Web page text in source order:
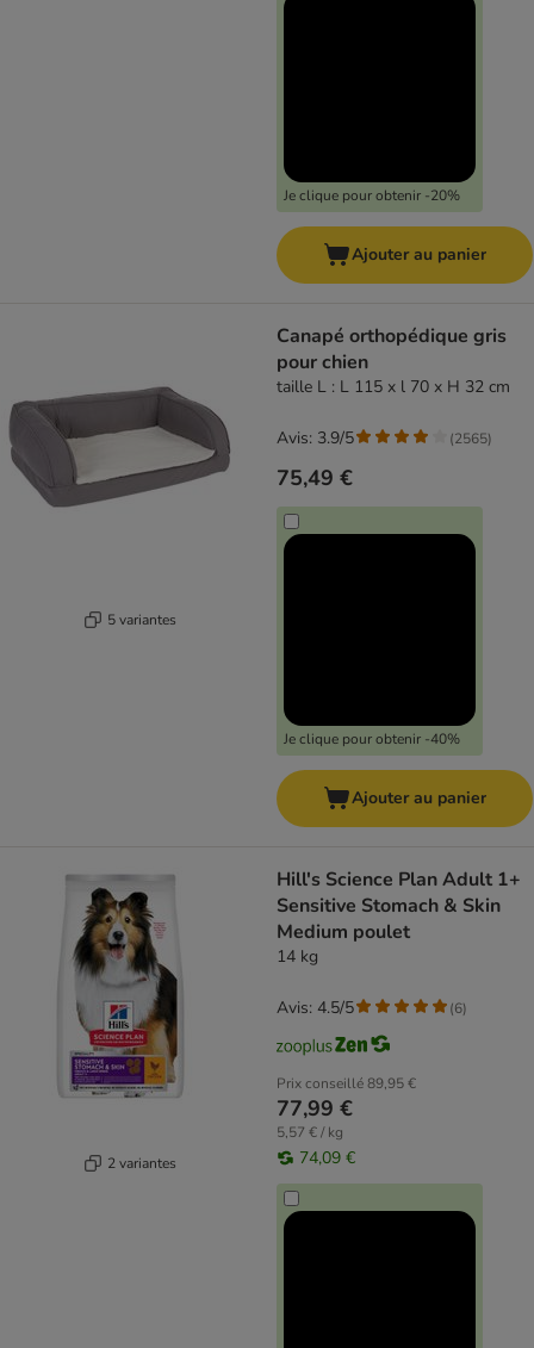
Je clique pour obtenir -20%
Ajouter au panier
5 variantes
Canapé orthopédique gris
pour chien
taille L : L 115 x l 70 x H 32 cm
75,49 €
Je clique pour obtenir -40%
Avis: 3.9/5 (2565)
Ajouter au panier
2 variantes
Hill's Science Plan Adult 1+
Sensitive Stomach & Skin
Medium poulet
14 kg
Prix conseillé89,95 €
77,99 €
5,57 € / kg
74,09 €
Avis: 4.5/5 (6)